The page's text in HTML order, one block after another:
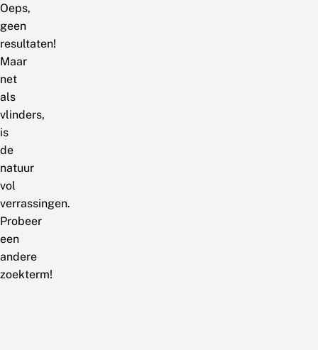
Oeps,
geen
resultaten!
Maar
net
als
vlinders,
is
de
natuur
vol
verrassingen.
Probeer
een
andere
zoekterm!